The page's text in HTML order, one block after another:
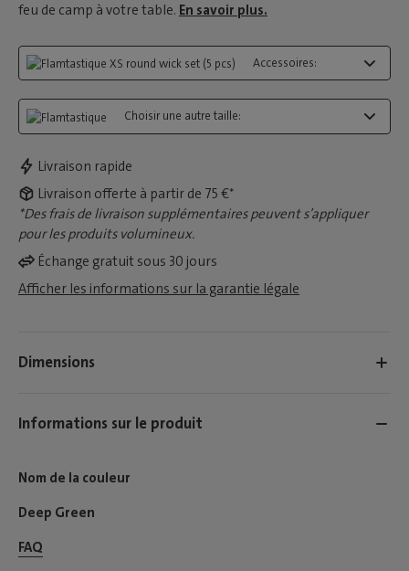
feu de camp à votre table. En savoir plus.
Accessoires:
Choisir une autre taille:
Livraison rapide
Livraison offerte à partir de 75 €*
*Des frais de livraison supplémentaires peuvent s’appliquer
pour les produits volumineux.
Échange gratuit sous 30 jours
Afficher les informations sur la garantie légale
Dimensions
Informations sur le produit
Nom de la couleur
Deep Green
FAQ